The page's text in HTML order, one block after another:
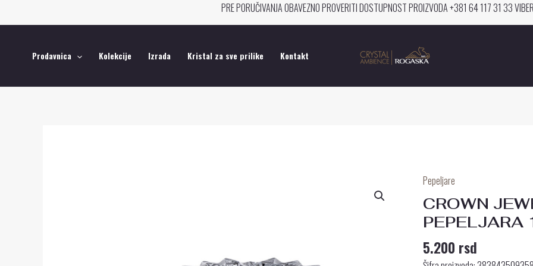
na
PRE PORUČIVANJA OBAVEZNO PROVERITI DOSTUPNOST PROIZVODA +381 64 117 31 33
Prodavnica Kolekcije Izrada Kristal za sve prilike Kontakt
Pepeljare
CROWN
PEPELJARA
5.200 rsd
CROWN
JEWEL
PLATINUM
PEPELJARA
15
CM